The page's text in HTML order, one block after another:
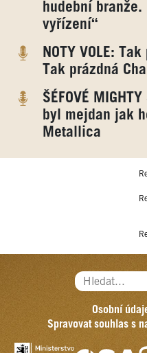
hudební
vyřízení“
NOTY VOLE:
Tak prázdná
ŠÉFOVÉ
byl mejdan jak
Metallica
Hledat...
Osobní
Spravovat souhlas s